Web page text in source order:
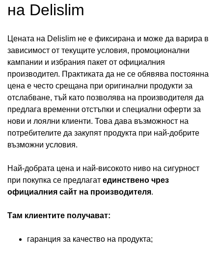
на Delislim
Цената на Delislim не е фиксирана и може да варира в
зависимост от текущите условия, промоционални
кампании и избрания пакет от официалния
производител. Практиката да не се обявява постоянна
цена е често срещана при оригинални продукти за
отслабване, тъй като позволява на производителя да
предлага временни отстъпки и специални оферти за
нови и лоялни клиенти. Това дава възможност на
потребителите да закупят продукта при най-добрите
възможни условия.
Най-добрата цена и най-високото ниво на сигурност
при покупка се предлагат единствено чрез
официалния сайт на производителя.
Там клиентите получават:
гаранция за качество на продукта;